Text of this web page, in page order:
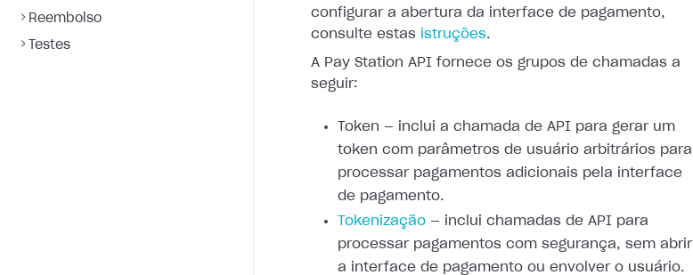
Reembolso
Testes
configurar a abertura da interface de pagamento,
consulte estas istruções.
A Pay Station API fornece os grupos de chamadas a
seguir:
Token — inclui a chamada de API para gerar um
token com parâmetros de usuário arbitrários para
processar pagamentos adicionais pela interface
de pagamento.
Tokenização — inclui chamadas de API para
processar pagamentos com segurança, sem abrir
a interface de pagamento ou envolver o usuário.